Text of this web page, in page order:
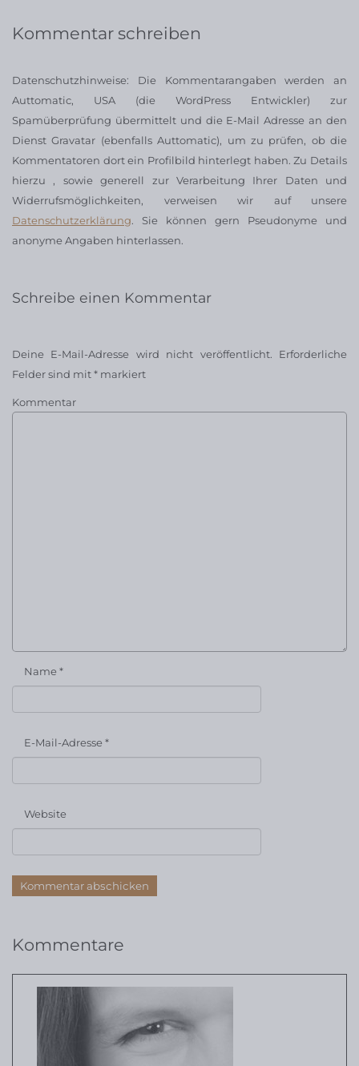
Kommentar schreiben
Datenschutzhinweise: Die Kommentarangaben werden an
Auttomatic, USA (die WordPress Entwickler) zur
Spamüberprüfung übermittelt und die E-Mail Adresse an den
Dienst Gravatar (ebenfalls Auttomatic), um zu prüfen, ob die
Kommentatoren dort ein Profilbild hinterlegt haben. Zu Details
hierzu , sowie generell zur Verarbeitung Ihrer Daten und
Widerrufsmöglichkeiten, verweisen wir auf unsere
Datenschutzerklärung. Sie können gern Pseudonyme und
anonyme Angaben hinterlassen.
Schreibe einen Kommentar
Deine E-Mail-Adresse wird nicht veröffentlicht.
Erforderliche
Felder sind mit* markiert
Kommentar
Name*
E-Mail-Adresse*
Website
Kommentare